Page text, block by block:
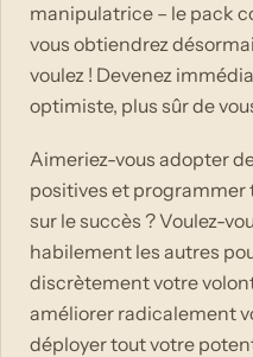
manipulatrice – le pack
vous obtiendrez
voulez ! Devenez
optimiste, plus sûr de
Aimeriez-vous adopter
positives et
sur le succès ? Voulez-
habilement les autres
discrètement votre
améliorer radicalement
déployer tout votre